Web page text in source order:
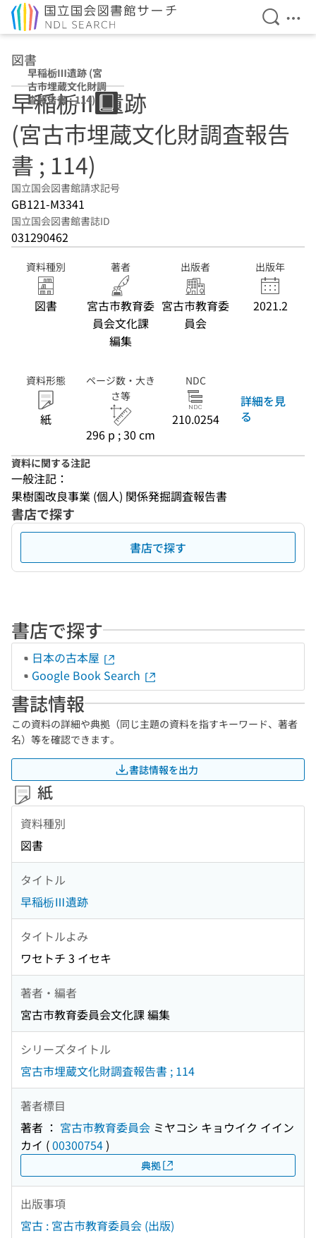
検索を
メ
図書
早稲栃Ⅲ遺跡 (宮
古市埋蔵文化財調
査報告書 ; 114)
早稲栃Ⅲ遺跡
(宮古市埋蔵文化財調査報告
書 ; 114)
国立国会図書館請求記号
GB121-M3341
国立国会図書館書誌ID
031290462
資料種別
図書
著者
宮古市教育委
員会文化課
編集
出版者
宮古市教育委
員会
出版年
2021.2
資料形態
紙
ページ数・大き
さ等
296 p ; 30 cm
NDC
210.0254
詳細を見
る
資料に関する注記
一般注記：
果樹園改良事業 (個人) 関係発掘調査報告書
書店で探す
書店で探す
書店で探す
日本の古本屋
Google Book Search
書誌情報
この資料の詳細や典拠（同じ主題の資料を指すキーワード、著者
名）等を確認できます。
書誌情報を出力
紙
資料種別
図書
タイトル
早稲栃Ⅲ遺跡
タイトルよみ
ワセトチ 3 イセキ
著者・編者
宮古市教育委員会文化課 編集
シリーズタイトル
宮古市埋蔵文化財調査報告書 ; 114
著者標目
著者 ： 宮古市教育委員会 ミヤコシ キョウイク イイン
カイ (00300754)
典拠
出版事項
宮古 : 宮古市教育委員会 (出版)